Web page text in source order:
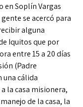
en Soplín Vargas
se acercó para
alguna
Iquitos que por
entre 15 a 20 días
(Padre
una cálida
la casa misionera,
de la casa, la